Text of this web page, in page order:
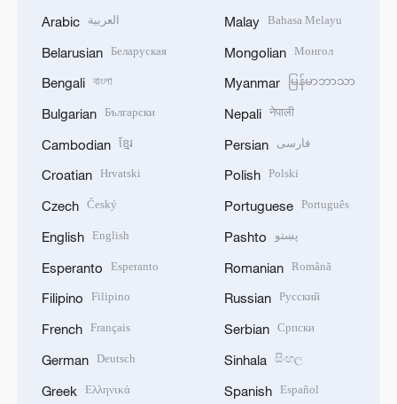
Arabic العربية
Belarusian Беларуская
Bengali বাংলা
Bulgarian Български
Cambodian ខ្មែរ
Croatian Hrvatski
Czech Český
English English
Esperanto Esperanto
Filipino Filipino
French Français
German Deutsch
Greek Ελληνικά
Malay Bahasa Melayu
Mongolian Монгол
Myanmar မြန်မာဘာသာ
Nepali नेपाली
Persian فارسی
Polish Polski
Portuguese Português
Pashto پښتو
Romanian Română
Russian Русский
Serbian Српски
Sinhala සිංහල
Spanish Español